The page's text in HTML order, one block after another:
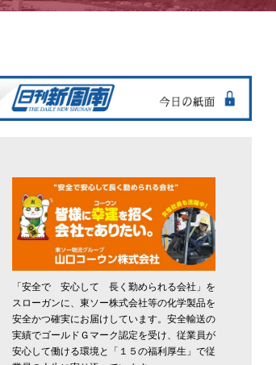
「安全で 安心して 長く勤められる会社」を
スローガンに、東ソー株式会社等の化学製品を
安全かつ確実にお届けしています。安全輸送の
実績でゴールドＧマーク認定を受け、従業員が
安心して働ける環境と「１５の福利厚生」で従